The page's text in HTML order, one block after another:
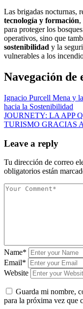
Las brigadas nocturnas,
tecnología y formación,
para proteger los
operativos, sino que
sostenibilidad y la
vulnerables a los
Navegación de
Ignacio Purcell Mena y
hacia la Sostenibilidad
JOURNETY: LA APP
TURISMO GRACIAS
Leave a reply
Tu dirección de correo
obligatorios están
Name*
Email*
Website
Guarda mi nombre,
para la próxima vez que